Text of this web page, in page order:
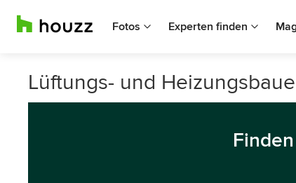
Fotos Experten finden
Lüftungs- und